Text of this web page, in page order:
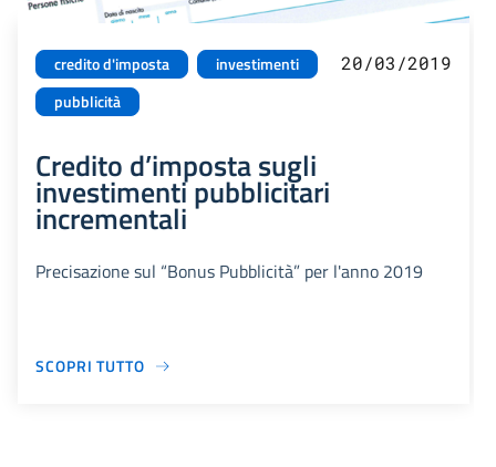
credito d'imposta
investimenti
pubblicità
20/03/2019
Credito d’imposta sugli
investimenti pubblicitari
incrementali
Precisazione sul “Bonus Pubblicità” per l'anno 2019
SCOPRI TUTTO